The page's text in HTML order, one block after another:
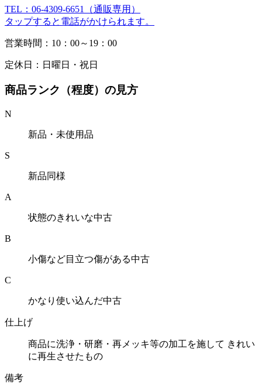
TEL：06-4309-6651（通販専用）
タップすると電話がかけられます。
営業時間：10：00～19：00
定休日：日曜日・祝日
商品ランク（程度）の見方
N
新品・未使用品
S
新品同様
A
状態のきれいな中古
B
小傷など目立つ傷がある中古
C
かなり使い込んだ中古
仕上げ
商品に洗浄・研磨・再メッキ等の加工を施して きれい
に再生させたもの
備考